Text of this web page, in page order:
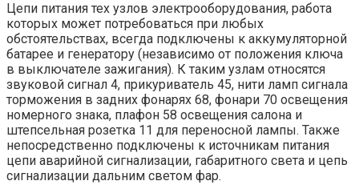
Цепи питания тех узлов электрооборудования, работа
которых может потребоваться при любых
обстоятельствах, всегда подключены к аккумуляторной
батарее и генератору (независимо от положения ключа
в выключателе зажигания). К таким узлам относятся
звуковой сигнал 4, прикуриватель 45, нити ламп сигнала
торможения в задних фонарях 68, фонари 70 освещения
номерного знака, плафон 58 освещения салона и
штепсельная розетка 11 для переносной лампы. Также
непосредственно подключены к источникам питания
цепи аварийной сигнализации, габаритного света и цепь
сигнализации дальним светом фар.